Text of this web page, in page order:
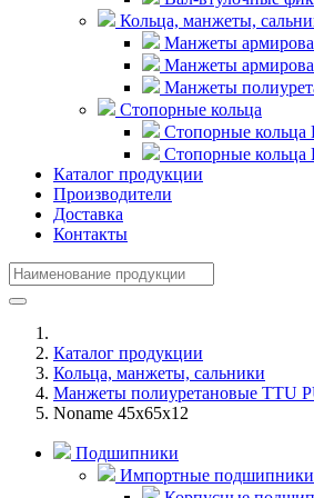
Кольца, манжеты,
Манжеты
Манжеты
Манжеты
Стопорные кольца
Стопорные кольца
Стопорные кольца
Каталог продукции
Производители
Доставка
Контакты
Каталог продукции
Кольца, манжеты, сальники
Манжеты полиуретановые TTU
Noname 45x65x12
Подшипники
Импортные подшипники